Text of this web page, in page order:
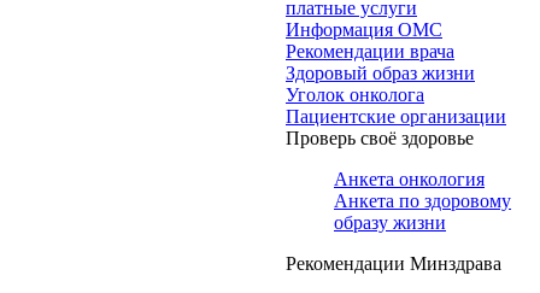
платные услуги
Информация ОМС
Рекомендации врача
Здоровый образ жизни
Уголок онколога
Пациентские организации
Проверь своё здоровье
Анкета онкология
Анкета по здоровому
образу жизни
Рекомендации Минздрава